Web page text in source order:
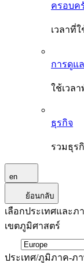
ครอบค
เวลาที่
การดูแ
ใช้เวล
ธุรกิจ
รวมธุร
en
ย้อนกลับ
เลือกประเทศและภ
เขตภูมิศาสตร์
ประเทศ/ภูมิภาค-ภ